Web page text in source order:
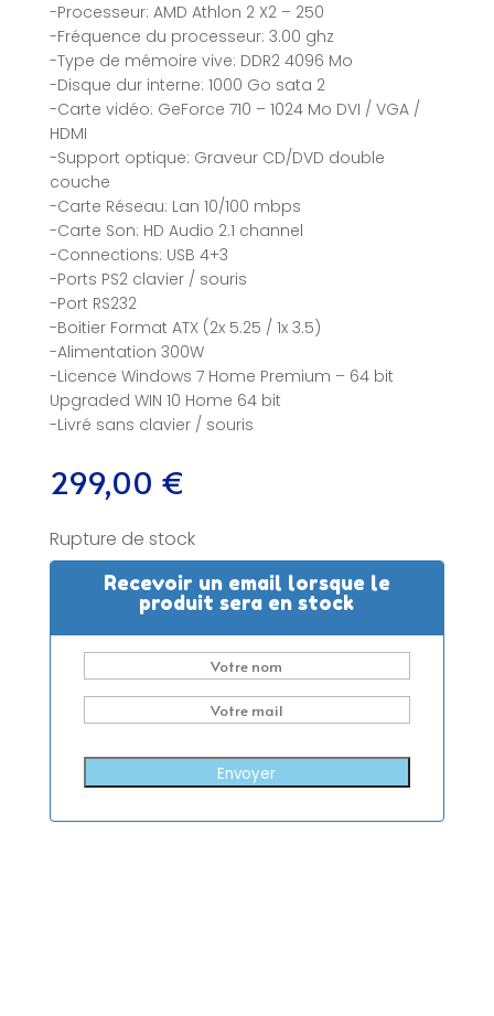
-Processeur: AMD Athlon 2 X2 – 250
-Fréquence du processeur: 3.00 ghz
-Type de mémoire vive: DDR2 4096 Mo
-Disque dur interne: 1000 Go sata 2
-Carte vidéo: GeForce 710 – 1024 Mo DVI / VGA /
HDMI
-Support optique: Graveur CD/DVD double
couche
-Carte Réseau: Lan 10/100 mbps
-Carte Son: HD Audio 2.1 channel
-Connections: USB 4+3
-Ports PS2 clavier / souris
-Port RS232
-Boitier Format ATX (2x 5.25 / 1x 3.5)
-Alimentation 300W
-Licence Windows 7 Home Premium – 64 bit
Upgraded WIN 10 Home 64 bit
-Livré sans clavier / souris
299,00 €
Rupture de stock
Recevoir un email lorsque le
produit sera en stock
Envoyer